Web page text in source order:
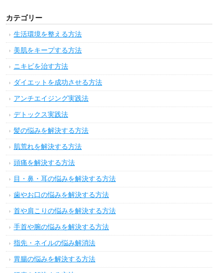
カテゴリー
生活環境を整える方法
美肌をキープする方法
ニキビを治す方法
ダイエットを成功させる方法
アンチエイジング実践法
デトックス実践法
髪の悩みを解決する方法
肌荒れを解決する方法
頭痛を解決する方法
目・鼻・耳の悩みを解決する方法
歯やお口の悩みを解決する方法
首や肩こりの悩みを解決する方法
手首や腕の悩みを解決する方法
指先・ネイルの悩み解消法
胃腸の悩みを解決する方法